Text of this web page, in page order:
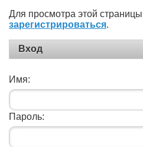
Для просмотра этой
зарегистрироваться.
Вход
Имя:
Пароль: